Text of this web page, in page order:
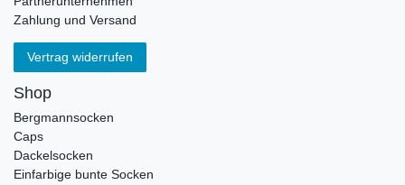
Zahlung und Versand
Vertrag widerrufen
Shop
Bergmannsocken
Caps
Dackelsocken
Einfarbige bunte Socken